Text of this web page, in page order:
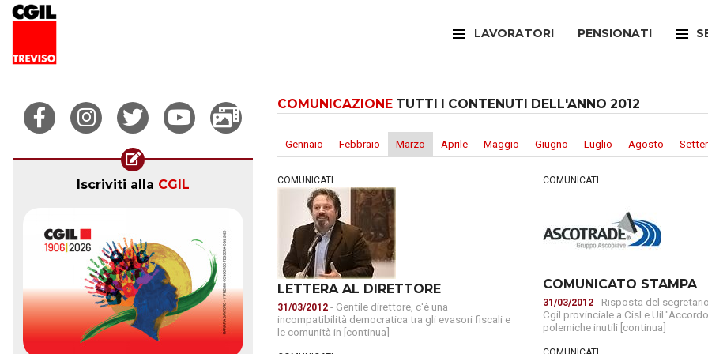
LAVORATORI
FILCTEM
FILLEA
FLC
PENSIONATI
Iscriviti alla CGIL
COMUNICAZIONE TUTTI I CONTENUTI DELL'ANNO 2012
Gennaio Febbraio Marzo Aprile Maggio Giugno Luglio Agosto
COMUNICATI
LETTERA AL DIRETTORE
31/03/2012 - Gentile direttore, c'è una
incompatibilità democratica tra gli evasori fiscali e
le comunità in [continua]
COMUNICATI
COMUNICATO STAMPA
31/03/2012 - Risposta del
Cgil provinciale a Cisl e
polemiche inutili [continua]